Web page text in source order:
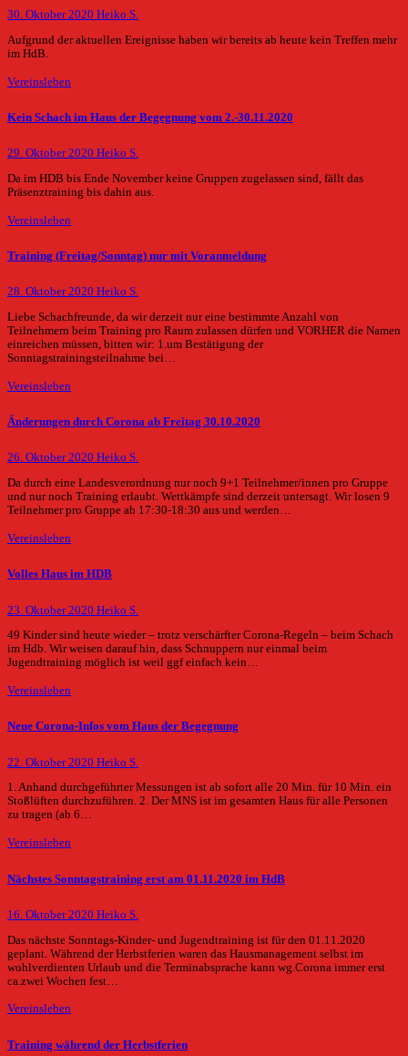
30. Oktober 2020 Heiko S.
Aufgrund der aktuellen Ereignisse haben wir bereits ab heute kein Treffen mehr
im HdB.
Vereinsleben
Kein Schach im Haus der Begegnung vom 2.-30.11.2020
29. Oktober 2020 Heiko S.
Da im HDB bis Ende November keine Gruppen zugelassen sind, fällt das
Präsenztraining bis dahin aus.
Vereinsleben
Training (Freitag/Sonntag) nur mit Voranmeldung
28. Oktober 2020 Heiko S.
Liebe Schachfreunde, da wir derzeit nur eine bestimmte Anzahl von
Teilnehmern beim Training pro Raum zulassen dürfen und VORHER die Namen
einreichen müssen, bitten wir: 1.um Bestätigung der
Sonntagstrainingsteilnahme bei…
Vereinsleben
Änderungen durch Corona ab Freitag 30.10.2020
26. Oktober 2020 Heiko S.
Da durch eine Landesverordnung nur noch 9+1 Teilnehmer/innen pro Gruppe
und nur noch Training erlaubt. Wettkämpfe sind derzeit untersagt. Wir losen 9
Teilnehmer pro Gruppe ab 17:30-18:30 aus und werden…
Vereinsleben
Volles Haus im HDB
23. Oktober 2020 Heiko S.
49 Kinder sind heute wieder – trotz verschärfter Corona-Regeln – beim Schach
im Hdb. Wir weisen darauf hin, dass Schnuppern nur einmal beim
Jugendtraining möglich ist weil ggf einfach kein…
Vereinsleben
Neue Corona-Infos vom Haus der Begegnung
22. Oktober 2020 Heiko S.
1. Anhand durchgeführter Messungen ist ab sofort alle 20 Min. für 10 Min. ein
Stoßlüften durchzuführen. 2. Der MNS ist im gesamten Haus für alle Personen
zu tragen (ab 6…
Vereinsleben
Nächstes Sonntagstraining erst am 01.11.2020 im HdB
16. Oktober 2020 Heiko S.
Das nächste Sonntags-Kinder- und Jugendtraining ist für den 01.11.2020
geplant. Während der Herbstferien waren das Hausmanagement selbst im
wohlverdienten Urlaub und die Terminabsprache kann wg.Corona immer erst
ca.zwei Wochen fest…
Vereinsleben
Training während der Herbstferien